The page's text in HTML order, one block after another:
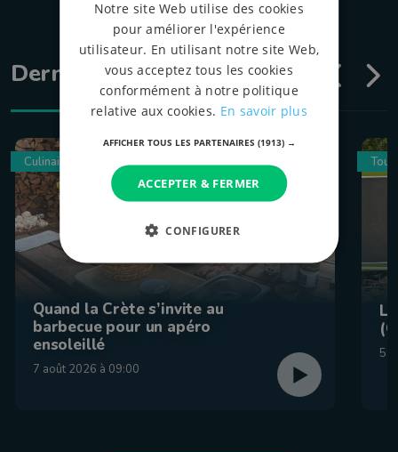
Dernières émissions
Culinaire
Quand la Crète s’invite au
barbecue pour un apéro
ensoleillé
7 août 2026 à 09:00
5
Notre site Web utilise des cookies
pour améliorer l'expérience
utilisateur. En utilisant notre site Web,
vous acceptez tous les cookies
conformément à notre politique
relative aux cookies. En savoir plus
AFFICHER TOUS LES PARTENAIRES (1913) →
ACCEPTER & FERMER
CONFIGURER